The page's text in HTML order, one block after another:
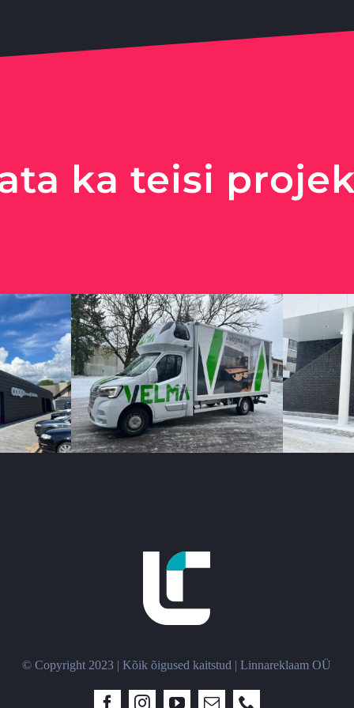
ka teisi
© Copyright 2023 | Kõik õigused kaitstud | Linnareklaam OÜ